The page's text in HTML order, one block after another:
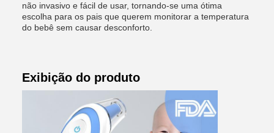
não invasivo e fácil de usar, tornando-se uma ótima
escolha para os pais que querem monitorar a temperatura
do bebê sem causar desconforto.
Exibição do produto